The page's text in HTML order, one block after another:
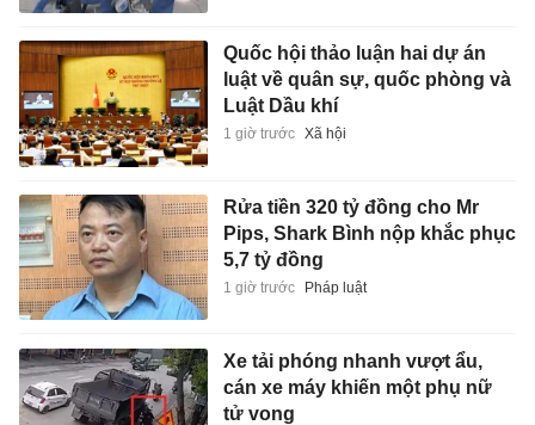
Quốc hội thảo luận hai dự án
luật về quân sự, quốc phòng và
Luật Dầu khí
1 giờ trước Xã hội
Rửa tiền 320 tỷ đồng cho Mr
Pips, Shark Bình nộp khắc phục
5,7 tỷ đồng
1 giờ trước Pháp luật
Xe tải phóng nhanh vượt ẩu,
cán xe máy khiến một phụ nữ
tử vong